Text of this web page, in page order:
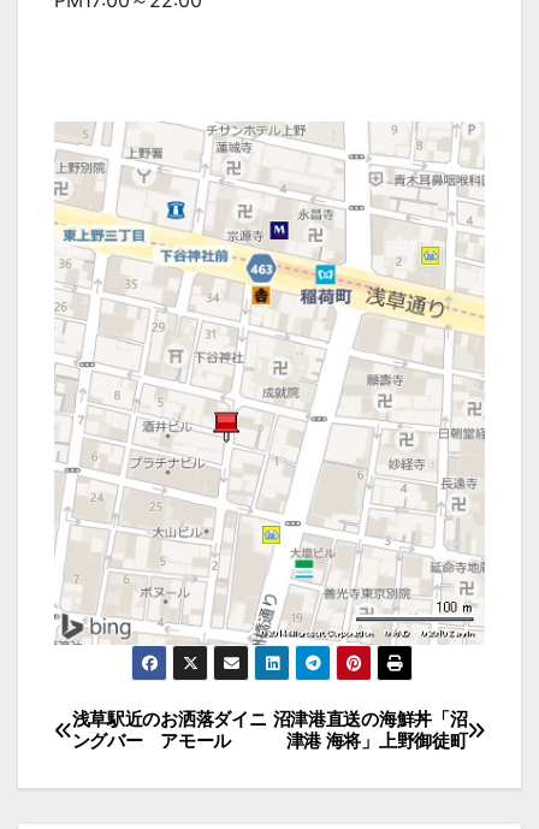
投
稿
ナ
沼津港直送の海鮮丼「沼
津港 海将」上野御徒町
浅草駅近のお洒落ダイニ
ングバー アモール